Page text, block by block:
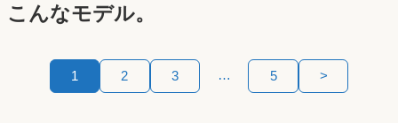
こんなモデル。
1 2 3 … 5 >